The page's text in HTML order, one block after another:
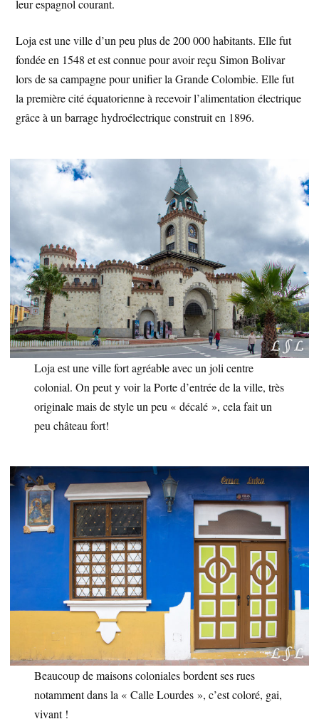
leur espagnol courant.
Loja est une ville d’un peu plus de 200 000 habitants. Elle fut
fondée en 1548 et est connue pour avoir reçu Simon Bolivar
lors de sa campagne pour unifier la Grande Colombie. Elle fut
la première cité équatorienne à recevoir l’alimentation électrique
grâce à un barrage hydroélectrique construit en 1896.
Loja est une ville fort agréable avec un joli centre
colonial. On peut y voir la Porte d’entrée de la ville, très
originale mais de style un peu « décalé », cela fait un
peu château fort!
Beaucoup de maisons coloniales bordent ses rues
notamment dans la « Calle Lourdes », c’est coloré, gai,
vivant !